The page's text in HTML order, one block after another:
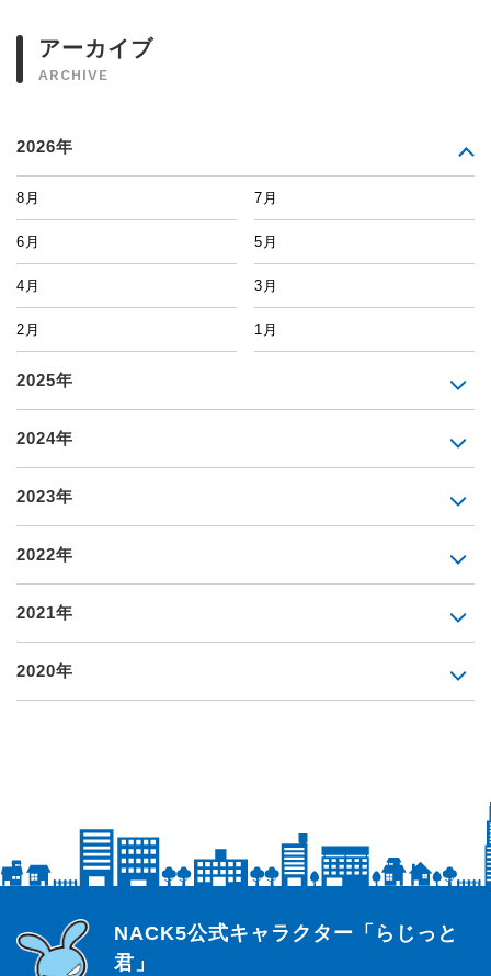
アーカイブ
ARCHIVE
2026年
8月 7月
6月 5月
4月 3月
2月 1月
2025年
2024年
2023年
2022年
2021年
2020年
らじっと君
NACK5公式キャラクター「らじっと
君」